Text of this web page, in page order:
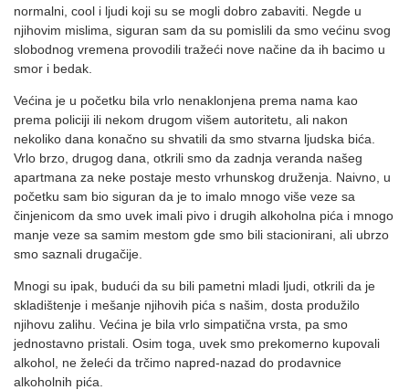
normalni, cool i ljudi koji su se mogli dobro zabaviti. Negde u
njihovim mislima, siguran sam da su pomislili da smo većinu svog
slobodnog vremena provodili tražeći nove načine da ih bacimo u
smor i bedak.
Većina je u početku bila vrlo nenaklonjena prema nama kao
prema policiji ili nekom drugom višem autoritetu, ali nakon
nekoliko dana konačno su shvatili da smo stvarna ljudska bića.
Vrlo brzo, drugog dana, otkrili smo da zadnja veranda našeg
apartmana za neke postaje mesto vrhunskog druženja. Naivno, u
početku sam bio siguran da je to imalo mnogo više veze sa
činjenicom da smo uvek imali pivo i drugih alkoholna pića i mnogo
manje veze sa samim mestom gde smo bili stacionirani, ali ubrzo
smo saznali drugačije.
Mnogi su ipak, budući da su bili pametni mladi ljudi, otkrili da je
skladištenje i mešanje njihovih pića s našim, dosta produžilo
njihovu zalihu. Većina je bila vrlo simpatična vrsta, pa smo
jednostavno pristali. Osim toga, uvek smo prekomerno kupovali
alkohol, ne želeći da trčimo napred-nazad do prodavnice
alkoholnih pića.